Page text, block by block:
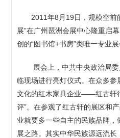
2011年8月19日，规模空前
展”在广州琶洲会展中心隆重启
创的“图书馆+书房”类唯一专业展
展会上，中共中央政治局委
临现场进行亮灯仪式。在众多
文化的红木家具企业——红古轩
评”。在参观了红古轩的展区和
业就要多一些自主的民族品牌
展之路。其实中华民族源远流